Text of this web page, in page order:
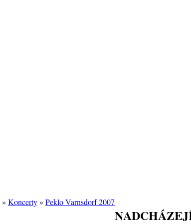
» Koncerty» Peklo Varnsdorf 2007